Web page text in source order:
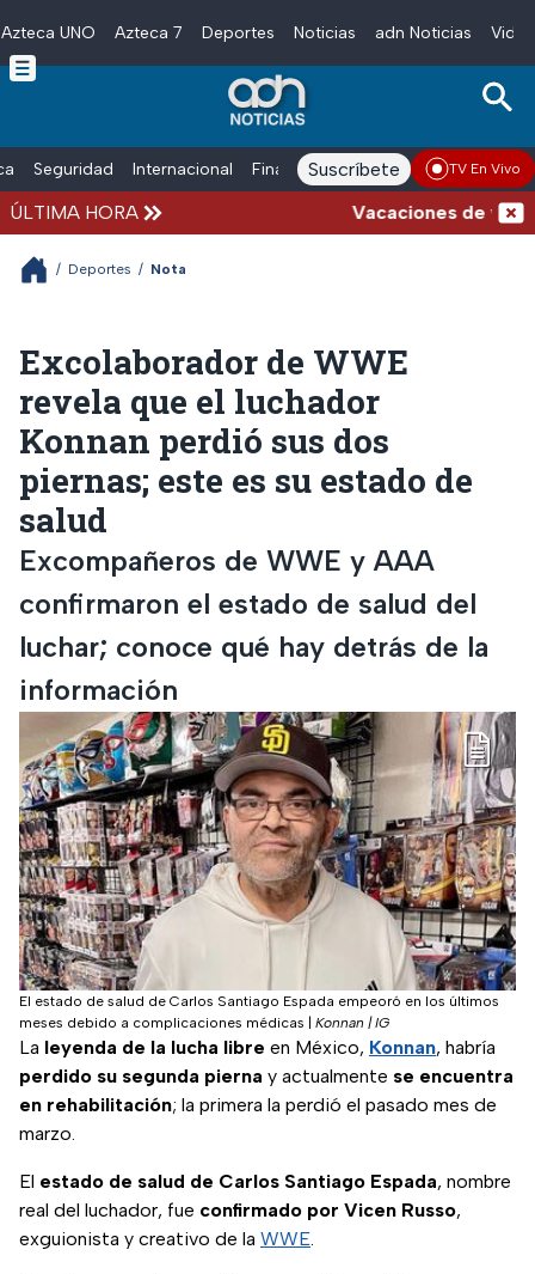
Skip to main content
Azteca UNO Azteca 7 Deportes Noticias adn Noticias
Seguridad Internacional Finanzas adn Noticias Radio
Suscríbete TV En Vivo
ÚLTIMA HORA Vacaciones de
/ Deportes / Nota
Excolaborador de WWE
revela que el luchador
Konnan perdió sus dos
piernas; este es su estado de
salud
Excompañeros de WWE y AAA
confirmaron el estado de salud del
luchar; conoce qué hay detrás de la
información
El estado de salud de Carlos Santiago Espada empeoró en los últimos
meses debido a complicaciones médicas
Konnan | IG
La leyenda de la lucha libre en México, Konnan, habría
perdido su segunda pierna y actualmente se encuentra
en rehabilitación; la primera la perdió el pasado mes de
marzo.
El estado de salud de Carlos Santiago Espada, nombre
real del luchador, fue confirmado por Vicen Russo,
exguionista y creativo de la WWE.